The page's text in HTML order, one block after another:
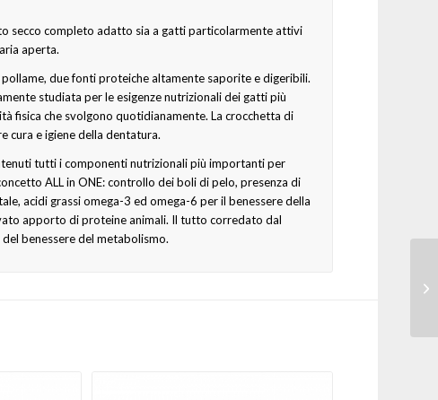
secco completo adatto sia a gatti particolarmente attivi
aperta.
due fonti proteiche altamente saporite e digeribili.
studiata per le esigenze nutrizionali dei gatti più
fisica che svolgono quotidianamente. La crocchetta di
cura e igiene della dentatura.
tutti i componenti nutrizionali più importanti per
ALL in ONE: controllo dei boli di pelo, presenza di
acidi grassi omega-3 ed omega-6 per il benessere della
apporto di proteine animali. Il tutto corredato dal
benessere del metabolismo.